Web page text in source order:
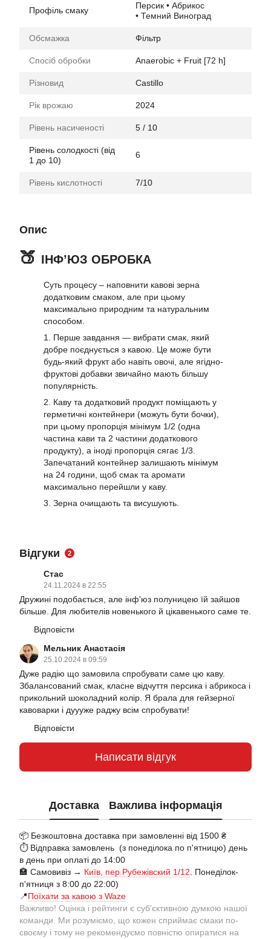
Профіль смаку
Персик • Абрикос
• Темний Виноград
Обсмажка Фільтр
Спосіб обробки Anaerobic + Fruit [72 h]
Різновид Castillo
Рік врожаю 2024
Рівень насиченості 5 / 10
Рівень солодкості (від
1 до 10)
6
Рівень кислотності 7/10
Опис
🍑 ІНФʼЮЗ ОБРОБКА
Суть процесу – наповнити кавові зерна
додатковим смаком, але при цьому
максимально природним та натуральним
способом.
1. Перше завдання — вибрати смак, який
добре поєднується з кавою. Це може бути
будь-який фрукт або навіть овочі, але ягідно-
фруктові добавки звичайно мають більшу
популярність.
2. Каву та додатковий продукт поміщають у
герметичні контейнери (можуть бути бочки),
при цьому пропорція мінімум 1/2 (одна
частина кави та 2 частини додаткового
продукту), а іноді пропорція сягає 1/3.
Запечатаний контейнер залишають мінімум
на 24 години, щоб смак та аромати
максимально перейшли у каву.
3. Зерна очищають та висушують.
Відгуки 2
Стас
24.11.2024 в 22:55
Дружині подобається, але інф'юз полуницею їй зайшов
більше. Для любителів новенького й цікавенького саме те.
Відповісти
Мельник Анастасія
25.10.2024 в 09:59
Дуже радію що замовила спробувати саме цю каву.
Збалансований смак, класне відчуття персика і абрикоса і
прикольний шоколадний колір. Я брала для гейзерної
кавоварки і дуууже раджу всім спробувати!
Відповісти
Написати відгук
Доставка Важлива інформація
📦 Безкоштовна доставка при замовленні від 1500 ₴
⏱️ Відправка замовлень (з понеділока по п'ятницю) день
в день при оплаті до 14:00
🏣 Самовивіз → Київ, пер.Рубежівский 1/12 . Понеділок-
п'ятниця з 8:00 до 22:00)
📍Поїхати за кавою з Waze
Важливо! Оцінка і рейтинги є суб'єктивною думкою нашої
команди. Ми розуміємо, що кожен сприймає смаки по-
своєму і тому не рекомендуємо повністю опиратися на